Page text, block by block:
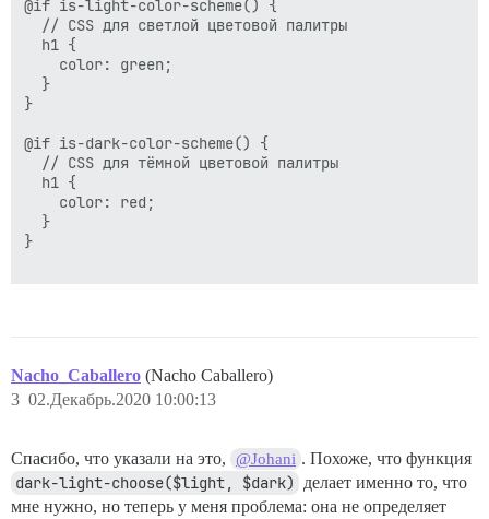
@if is-light-color-scheme() {
  // CSS для светлой цветовой палитры
  h1 {
    color: green;
  }
}
@if is-dark-color-scheme() {
  // CSS для тёмной цветовой палитры
  h1 {
    color: red;
  }
}
Nacho_Caballero (Nacho Caballero)
02.Декабрь.2020 10:00:13
3
Спасибо, что указали на это, @Johani . Похоже, что функция
dark-light-choose($light, $dark)
делает именно то, что
мне нужно, но теперь у меня проблема: она не определяет